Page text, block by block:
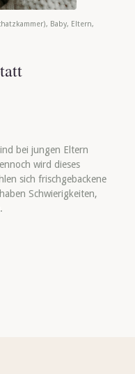
, Baby, Eltern,
bei jungen Eltern
wird dieses
sich frischgebackene
Schwierigkeiten,